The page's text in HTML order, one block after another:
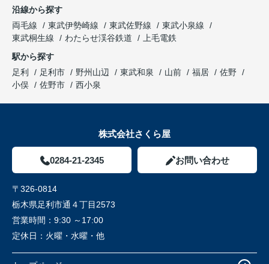
沿線から探す
両毛線
東武伊勢崎線 東武佐野線
東武小泉線
東武桐生線
わたらせ渓谷鉄道
上毛電鉄
駅から探す
足利
足利市 野州山辺 東武和泉 山前 福居
佐野
小俣
佐野市 西小泉
株式会社さくら屋
0284-21-2345 お問い合わせ
〒326-0814
栃木県足利市通４丁目2573
営業時間： 9:30 ～17:00
定休日： 火曜・水曜・他